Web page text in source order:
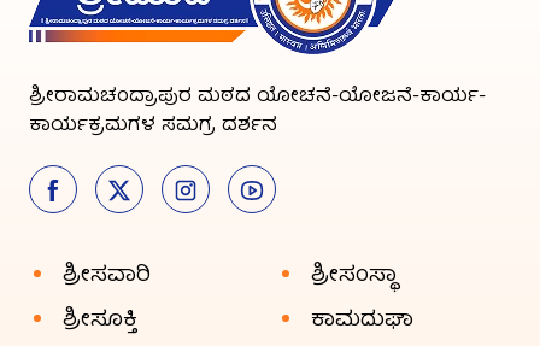
ಶ್ರೀರಾಮಚಂದ್ರಾಪುರ ಮಠದ ಯೋಚನೆ-ಯೋಜನೆ-ಕಾರ್ಯ-
ಕಾರ್ಯಕ್ರಮಗಳ ಸಮಗ್ರ ದರ್ಶನ
ಶ್ರೀಸವಾರಿ
ಶ್ರೀಸಂಸ್ಥಾ
ಶ್ರೀಸೂಕ್ತಿ
ಕಾಮದುಘಾ